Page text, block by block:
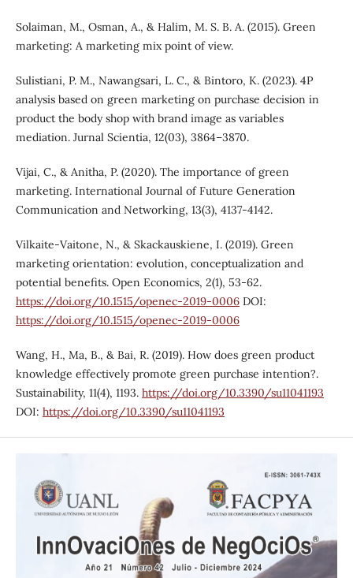
Solaiman, M., Osman, A., & Halim, M. S. B. A. (2015). Green
marketing: A marketing mix point of view.
Sulistiani, P. M., Nawangsari, L. C., & Bintoro, K. (2023). 4P
analysis based on green marketing on purchase decision in
product the body shop with brand image as variables
mediation. Jurnal Scientia, 12(03), 3864–3870.
Vijai, C., & Anitha, P. (2020). The importance of green
marketing. International Journal of Future Generation
Communication and Networking, 13(3), 4137-4142.
Vilkaite-Vaitone, N., & Skackauskiene, I. (2019). Green
marketing orientation: evolution, conceptualization and
potential benefits. Open Economics, 2(1), 53-62.
https://doi.org/10.1515/openec-2019-0006DOI:
https://doi.org/10.1515/openec-2019-0006
Wang, H., Ma, B., & Bai, R. (2019). How does green product
knowledge effectively promote green purchase intention?.
Sustainability, 11(4), 1193. https://doi.org/10.3390/su11041193
DOI: https://doi.org/10.3390/su11041193